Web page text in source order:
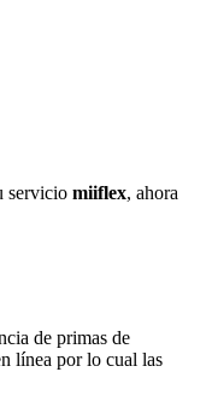
servicio miiflex, ahora
de primas de
línea por lo cual las